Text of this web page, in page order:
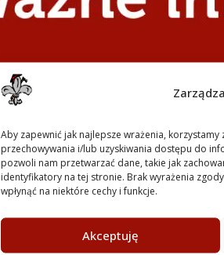
Aby zapewnić jak najlepsze wrażenia,
przechowywania i/lub uzyskiwania dostępu do
pozwoli nam przetwarzać dane, takie jak
identyfikatory na tej stronie. Brak wyrażenia
wpłynąć na niektóre cechy i funkcje.
Akceptuję